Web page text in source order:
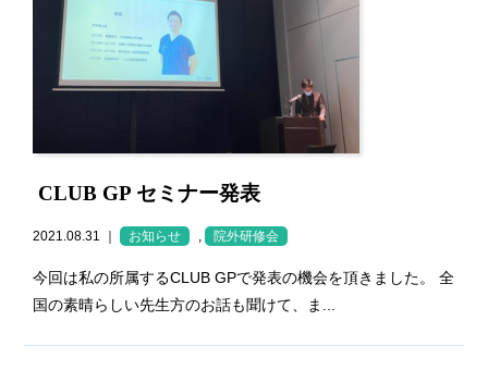
CLUB GP セミナー発表
2021.08.31 ｜ お知らせ 院外研修会
今回は私の所属するCLUB GPで発表の機会を頂きました。 全
国の素晴らしい先生方のお話も聞けて、ま...